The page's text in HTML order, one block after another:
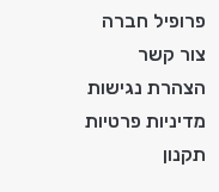
פרופיל חברה
צור קשר
הצהרת נגישות
מדיניות פרטיות
תקנון